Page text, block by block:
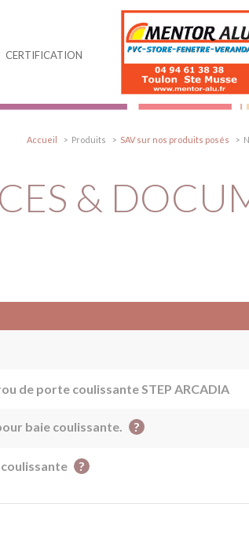
CERTIFICATION
Accueil Produits SAV sur nos produits posés
&
de porte coulissante STEP ARCADIA
baie coulissante. ?
?